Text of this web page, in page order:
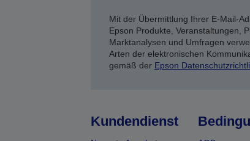
Mit der Übermittlung Ihrer E-Mail-
Epson Produkte, Veranstaltungen,
Marktanalysen und Umfragen
Arten der elektronischen
gemäß der Epson
Kundendienst